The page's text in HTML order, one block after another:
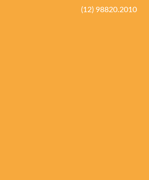
(12) 98820.2010